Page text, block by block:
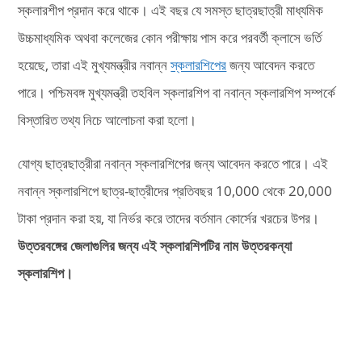
স্কলারশীপ প্রদান করে থাকে। এই বছর যে সমস্ত ছাত্রছাত্রী মাধ্যমিক
উচ্চমাধ্যমিক অথবা কলেজের কোন পরীক্ষায় পাস করে পরবর্তী ক্লাসে ভর্তি
হয়েছে, তারা এই মুখ্যমন্ত্রীর নবান্নস্কলারশিপেরজন্য আবেদন করতে
পারে। পশ্চিমবঙ্গ মুখ্যমন্ত্রী তহবিল স্কলারশিপ বা নবান্ন স্কলারশিপ সম্পর্কে
বিস্তারিত তথ্য নিচে আলোচনা করা হলো।
যোগ্য ছাত্রছাত্রীরা নবান্ন স্কলারশিপের জন্য আবেদন করতে পারে। এই
নবান্ন স্কলারশিপে ছাত্র-ছাত্রীদের প্রতিবছর 10,000 থেকে 20,000
টাকা প্রদান করা হয়, যা নির্ভর করে তাদের বর্তমান কোর্সের খরচের উপর।
উত্তরবঙ্গের জেলাগুলির জন্য এই স্কলারশিপটির নাম উত্তরকন্যা
স্কলারশিপ।